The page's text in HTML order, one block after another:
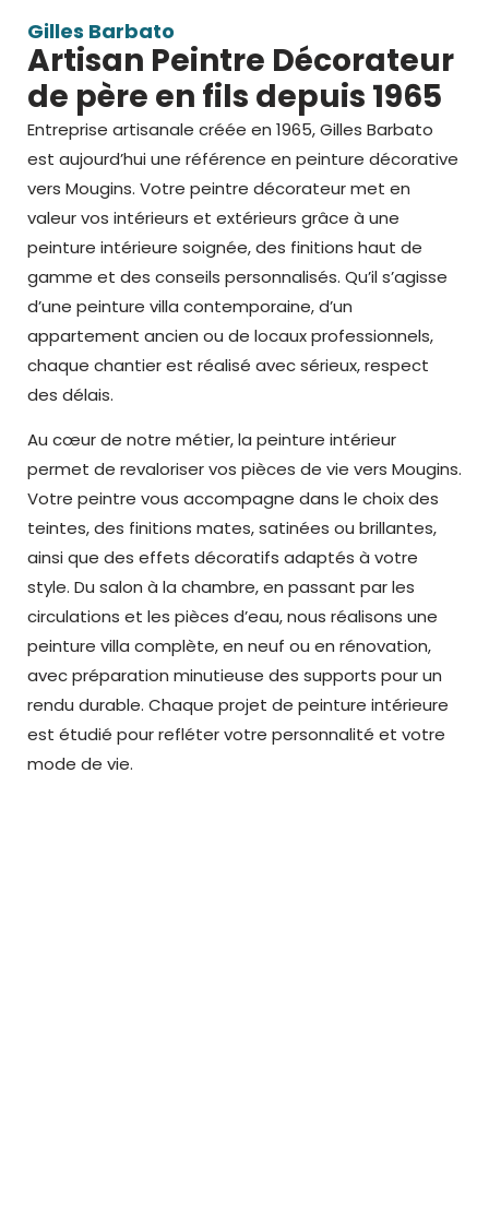
Gilles Barbato
Artisan Peintre Décorateur
de père en fils depuis 1965
Entreprise artisanale créée en 1965, Gilles Barbato
est aujourd’hui une référence en peinture décorative
vers Mougins. Votre peintre décorateur met en
valeur vos intérieurs et extérieurs grâce à une
peinture intérieure soignée, des finitions haut de
gamme et des conseils personnalisés. Qu’il s’agisse
d’une peinture villa contemporaine, d’un
appartement ancien ou de locaux professionnels,
chaque chantier est réalisé avec sérieux, respect
des délais.
Au cœur de notre métier, la peinture intérieur
permet de revaloriser vos pièces de vie vers Mougins.
Votre peintre vous accompagne dans le choix des
teintes, des finitions mates, satinées ou brillantes,
ainsi que des effets décoratifs adaptés à votre
style. Du salon à la chambre, en passant par les
circulations et les pièces d’eau, nous réalisons une
peinture villa complète, en neuf ou en rénovation,
avec préparation minutieuse des supports pour un
rendu durable. Chaque projet de peinture intérieure
est étudié pour refléter votre personnalité et votre
mode de vie.